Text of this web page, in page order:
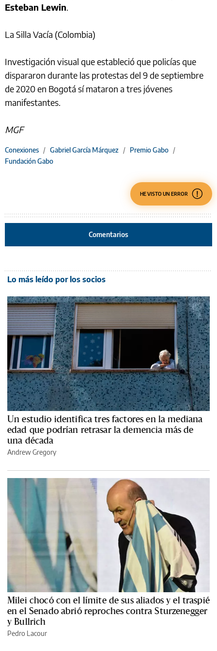
Esteban Lewin.
La Silla Vacía (Colombia)
Investigación visual que estableció que policías que
dispararon durante las protestas del 9 de septiembre
de 2020 en Bogotá sí mataron a tres jóvenes
manifestantes.
MGF
Conexiones / Gabriel García Márquez / Premio Gabo /
Fundación Gabo
HE VISTO UN ERROR
Comentarios
Lo más leído por los socios
Un estudio identifica tres factores en la mediana
edad que podrían retrasar la demencia más de
una década
Andrew Gregory
Milei chocó con el límite de sus aliados y el traspié
en el Senado abrió reproches contra Sturzenegger
y Bullrich
Pedro Lacour